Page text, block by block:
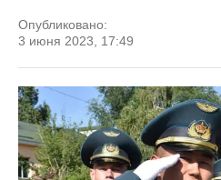
Опубликовано:
3 июня 2023, 17:49